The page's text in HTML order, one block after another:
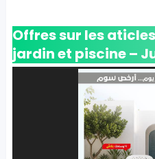
Offres sur les
jardin et piscine –